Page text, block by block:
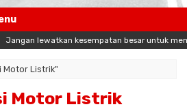
Jangan lewatkan kesempatan besar untuk
Motor Listrik"
Motor Listrik